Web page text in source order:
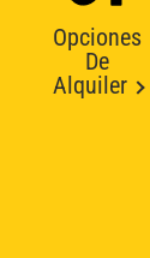
Opciones
De
Alquiler